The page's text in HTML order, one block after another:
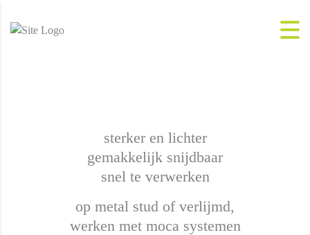
sterker en lichter
gemakkelijk snijdbaar
snel te verwerken
op metal stud of verlijmd,
werken met moca systemen